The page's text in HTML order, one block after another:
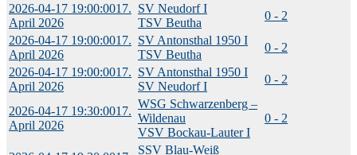
2026-04-17 19:00:0017.
April 2026
SV Neudorf I
TSV Beutha
0 - 2
2026-04-17 19:00:0017.
April 2026
SV Antonsthal 1950 I
TSV Beutha
0 - 2
2026-04-17 19:00:0017.
April 2026
SV Antonsthal 1950 I
SV Neudorf I
0 - 2
2026-04-17 19:30:0017.
April 2026
WSG Schwarzenberg –
Wildenau
VSV Bockau-Lauter I
0 - 2
SSV Blau-Weiß